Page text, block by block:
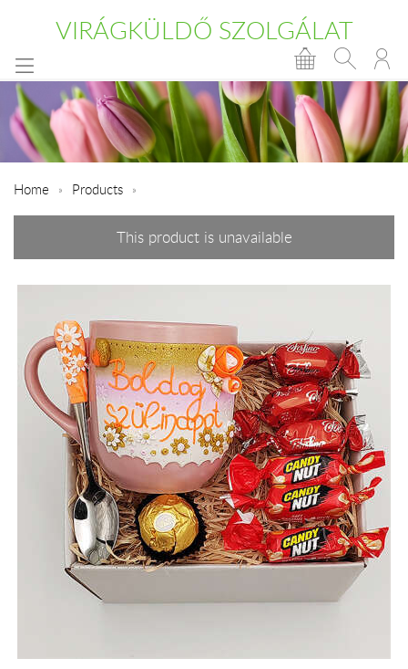
VIRÁGKÜLDŐ SZOLGÁLAT
Home Products
This product is unavailable